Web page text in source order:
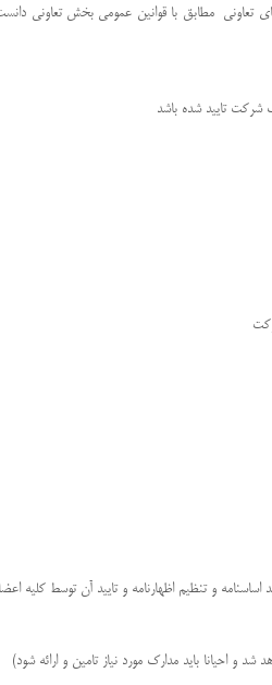
مطابق با قوانین عمومی بخش تعاونی
تایید شده باشد
و تنظیم اظهارنامه و تایید آن توسط کلیه
احیانا باید مدارک مورد نیاز تامین و ارائه شود)